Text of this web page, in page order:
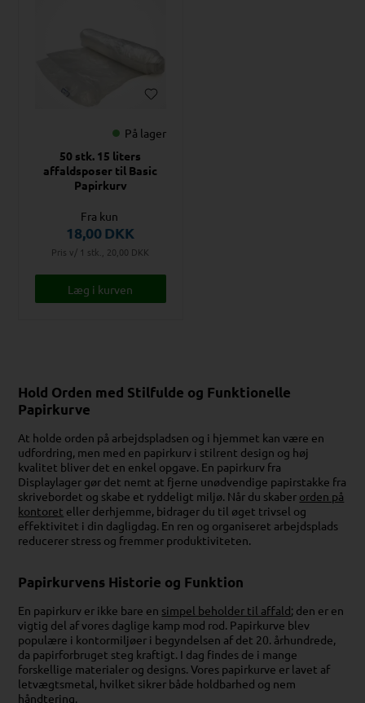
På lager
50 stk. 15 liters
affaldsposer til Basic
Papirkurv
Fra kun
18,00DKK
Pris v/ 1 stk., 20,00 DKK
Hold Orden med Stilfulde og Funktionelle
Papirkurve
At holde orden på arbejdspladsen og i hjemmet kan være en
udfordring, men med en papirkurv i stilrent design og høj
kvalitet bliver det en enkel opgave. En papirkurv fra
Displaylager gør det nemt at fjerne unødvendige papirstakke fra
skrivebordet og skabe et ryddeligt miljø. Når du skaber orden på
kontoret eller derhjemme, bidrager du til øget trivsel og
effektivitet i din dagligdag. En ren og organiseret arbejdsplads
reducerer stress og fremmer produktiviteten.
Papirkurvens Historie og Funktion
En papirkurv er ikke bare en simpel beholder til affald; den er en
vigtig del af vores daglige kamp mod rod. Papirkurve blev
populære i kontormiljøer i begyndelsen af det 20. århundrede,
da papirforbruget steg kraftigt. I dag findes de i mange
forskellige materialer og designs. Vores papirkurve er lavet af
letvægtsmetal, hvilket sikrer både holdbarhed og nem
håndtering.